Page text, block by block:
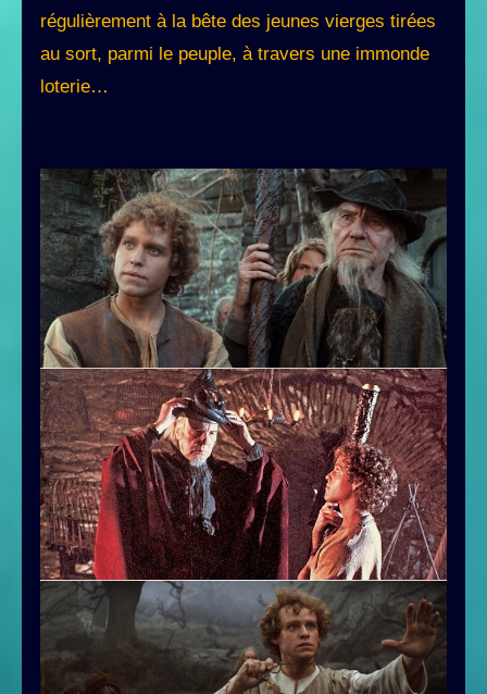
régulièrement à la bête des jeunes vierges tirées
au sort, parmi le peuple, à travers une immonde
loterie…